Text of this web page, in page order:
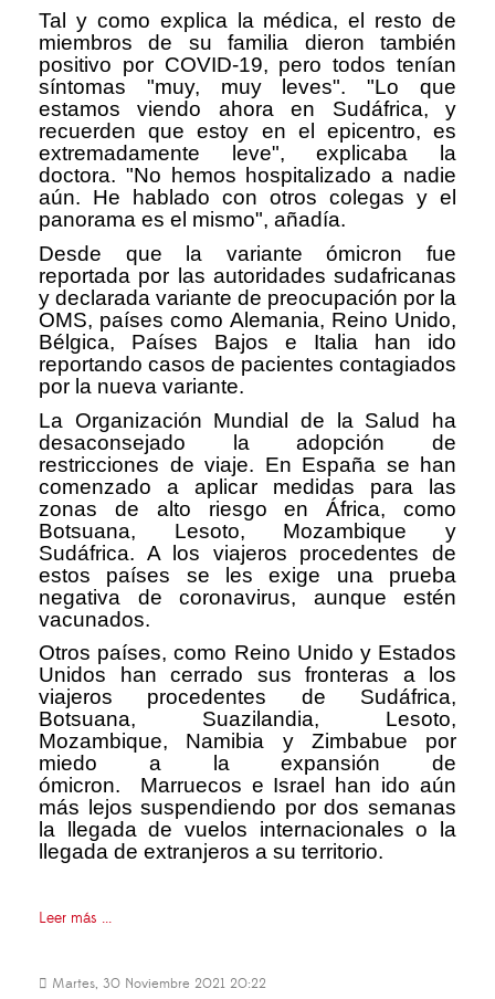
Tal y como explica la médica, el resto de
miembros de su familia dieron también
positivo por COVID-19, pero todos tenían
síntomas "muy, muy leves". "Lo que
estamos viendo ahora en Sudáfrica, y
recuerden que estoy en el epicentro, es
extremadamente leve", explicaba la
doctora. "No hemos hospitalizado a nadie
aún. He hablado con otros colegas y el
panorama es el mismo", añadía.
Desde que la variante ómicron fue
reportada por las autoridades sudafricanas
y declarada variante de preocupación por la
OMS, países como Alemania, Reino Unido,
Bélgica, Países Bajos e Italia han ido
reportando casos de pacientes contagiados
por la nueva variante.
La Organización Mundial de la Salud ha
desaconsejado la adopción de
restricciones de viaje. En España se han
comenzado a aplicar medidas para las
zonas de alto riesgo en África, como
Botsuana, Lesoto, Mozambique y
Sudáfrica. A los viajeros procedentes de
estos países se les exige una prueba
negativa de coronavirus, aunque estén
vacunados.
Otros países, como Reino Unido y Estados
Unidos han cerrado sus fronteras a los
viajeros procedentes de Sudáfrica,
Botsuana, Suazilandia, Lesoto,
Mozambique, Namibia y Zimbabue por
miedo a la expansión de
ómicron. Marruecos e Israel han ido aún
más lejos suspendiendo por dos semanas
la llegada de vuelos internacionales o la
llegada de extranjeros a su territorio.
Leer más ...
Martes, 30 Noviembre 2021 20:22